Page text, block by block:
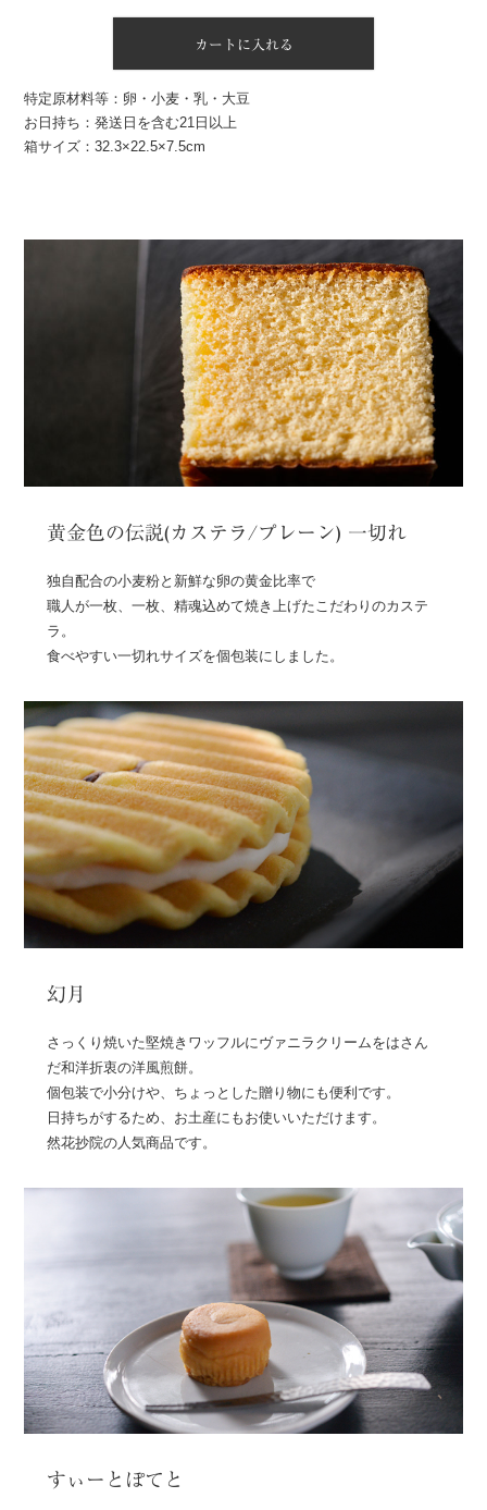
カートに入れる
特定原材料等：卵・小麦・乳・大豆
お日持ち：発送日を含む21日以上
箱サイズ：32.3×22.5×7.5cm
黄金色の伝説(カステラ/プレーン) 一切れ
独自配合の小麦粉と新鮮な卵の黄金比率で
職人が一枚、一枚、精魂込めて焼き上げたこだわりのカステ
ラ。
食べやすい一切れサイズを個包装にしました。
幻月
さっくり焼いた堅焼きワッフルにヴァニラクリームをはさん
だ和洋折衷の洋風煎餅。
個包装で小分けや、ちょっとした贈り物にも便利です。
日持ちがするため、お土産にもお使いいただけます。
然花抄院の人気商品です。
すぃーとぽてと